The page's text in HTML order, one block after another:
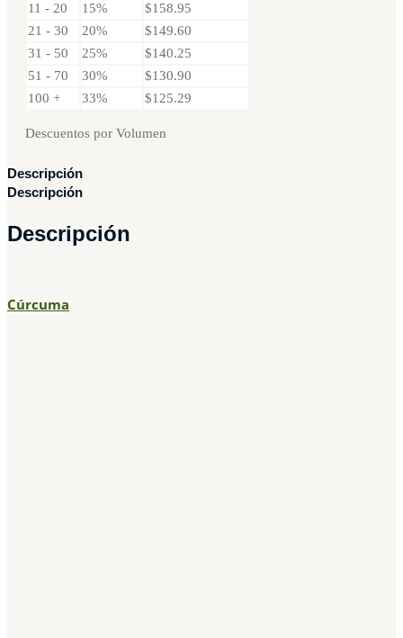
11 - 20
15% $158.95
21 - 30
20% $149.60
31 - 50
25% $140.25
51 - 70
30% $130.90
100 +
33% $125.29
Descuentos por Volumen
Descripción
Descripción
Descripción
Cúrcuma